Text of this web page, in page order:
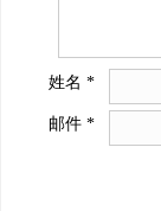
姓名 *
邮件 *